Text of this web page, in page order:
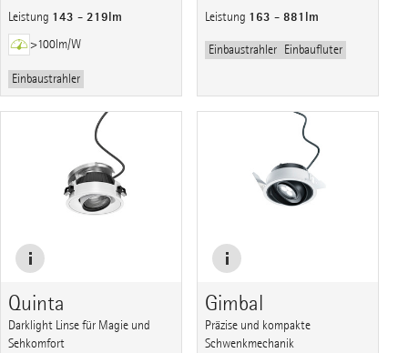
Leistung 143 - 219lm
>100lm/W
Einbaustrahler
Leistung 163 - 881lm
Einbaustrahler Einbaufluter
Quinta
Darklight Linse für Magie und
Sehkomfort
Gimbal
Präzise und kompakte
Schwenkmechanik